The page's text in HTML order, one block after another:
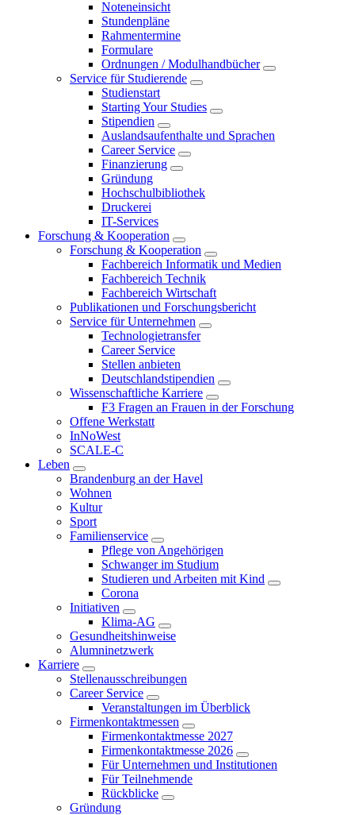
Noteneinsicht
Stundenpläne
Rahmentermine
Formulare
Ordnungen / Modulhandbücher
Service für Studierende
Studienstart
Starting Your Studies
Stipendien
Auslandsaufenthalte und Sprachen
Career Service
Finanzierung
Gründung
Hochschulbibliothek
Druckerei
IT-Services
Forschung & Kooperation
Forschung & Kooperation
Fachbereich Informatik und Medien
Fachbereich Technik
Fachbereich Wirtschaft
Publikationen und Forschungsbericht
Service für Unternehmen
Technologietransfer
Career Service
Stellen anbieten
Deutschlandstipendien
Wissenschaftliche Karriere
F3 Fragen an Frauen in der Forschung
Offene Werkstatt
InNoWest
SCALE-C
Leben
Brandenburg an der Havel
Wohnen
Kultur
Sport
Familienservice
Pflege von Angehörigen
Schwanger im Studium
Studieren und Arbeiten mit Kind
Corona
Initiativen
Klima-AG
Gesundheitshinweise
Alumninetzwerk
Karriere
Stellenausschreibungen
Career Service
Veranstaltungen im Überblick
Firmenkontaktmessen
Firmenkontaktmesse 2027
Firmenkontaktmesse 2026
Für Unternehmen und Institutionen
Für Teilnehmende
Rückblicke
Gründung